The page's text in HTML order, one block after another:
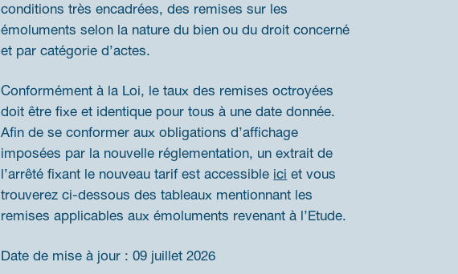
conditions très encadrées, des remises sur les
émoluments selon la nature du bien ou du droit concerné
et par catégorie d’actes.
Conformément à la Loi, le taux des remises octroyées
doit être fixe et identique pour tous à une date donnée.
Afin de se conformer aux obligations d’affichage
imposées par la nouvelle réglementation, un extrait de
l’arrêté fixant le nouveau tarif est accessible ici et vous
trouverez ci-dessous des tableaux mentionnant les
remises applicables aux émoluments revenant à l’Etude.
Date de mise à jour : 09 juillet 2026